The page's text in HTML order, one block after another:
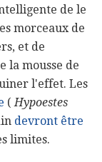
de le
morceaux de
et de
la mousse de
l'effet. Les
(Hypoestes
devront être
limites.